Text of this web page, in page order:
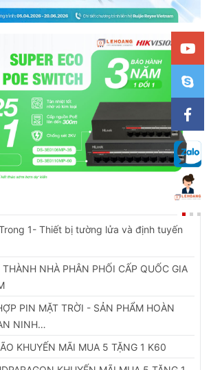
THÀNH NHÀ PHÂN PHỐI CẤP QUỐC GIA
PIN MẶT TRỜI - SẢN PHẨM HOÀN
NINH…
KHUYẾN MÃI MUA 5 TẶNG 1 K60
KHUYẾN MÃI MUA 5 TẶNG 1